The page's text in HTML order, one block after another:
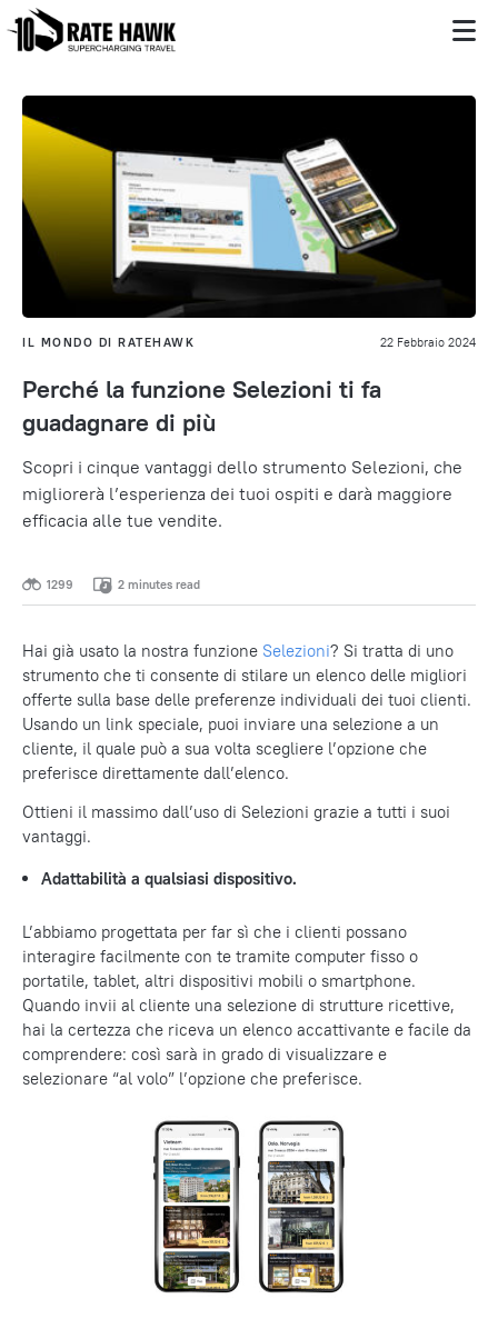
IL MONDO DI RATEHAWK 22 Febbraio 2024
Perché la funzione Selezioni ti fa
guadagnare di più
Scopri i cinque vantaggi dello strumento Selezioni, che
migliorerà l’esperienza dei tuoi ospiti e darà maggiore
efficacia alle tue vendite.
1299 2 minutes read
Hai già usato la nostra funzione Selezioni? Si tratta di uno
strumento che ti consente di stilare un elenco delle migliori
offerte sulla base delle preferenze individuali dei tuoi clienti.
Usando un link speciale, puoi inviare una selezione a un
cliente, il quale può a sua volta scegliere l’opzione che
preferisce direttamente dall’elenco.
Ottieni il massimo dall’uso di Selezioni grazie a tutti i suoi
vantaggi.
Adattabilità a qualsiasi dispositivo.
L’abbiamo progettata per far sì che i clienti possano
interagire facilmente con te tramite computer fisso o
portatile, tablet, altri dispositivi mobili o smartphone.
Quando invii al cliente una selezione di strutture ricettive,
hai la certezza che riceva un elenco accattivante e facile da
comprendere: così sarà in grado di visualizzare e
selezionare “al volo” l’opzione che preferisce.